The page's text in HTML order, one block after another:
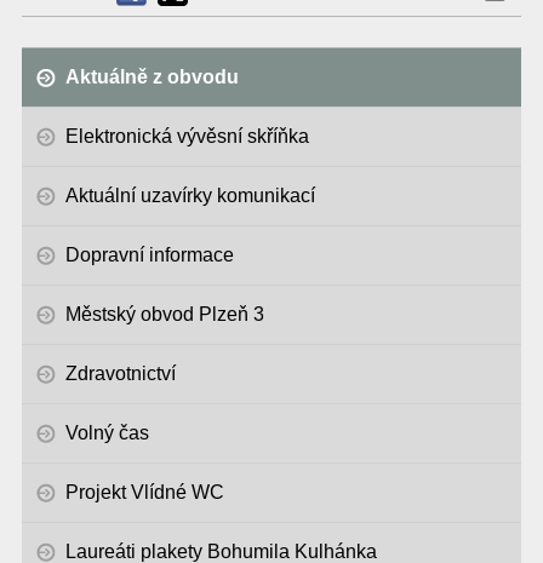
Aktuálně z obvodu
Elektronická vývěsní skříňka
Aktuální uzavírky komunikací
Dopravní informace
Městský obvod Plzeň 3
Zdravotnictví
Volný čas
Projekt Vlídné WC
Laureáti plakety Bohumila Kulhánka